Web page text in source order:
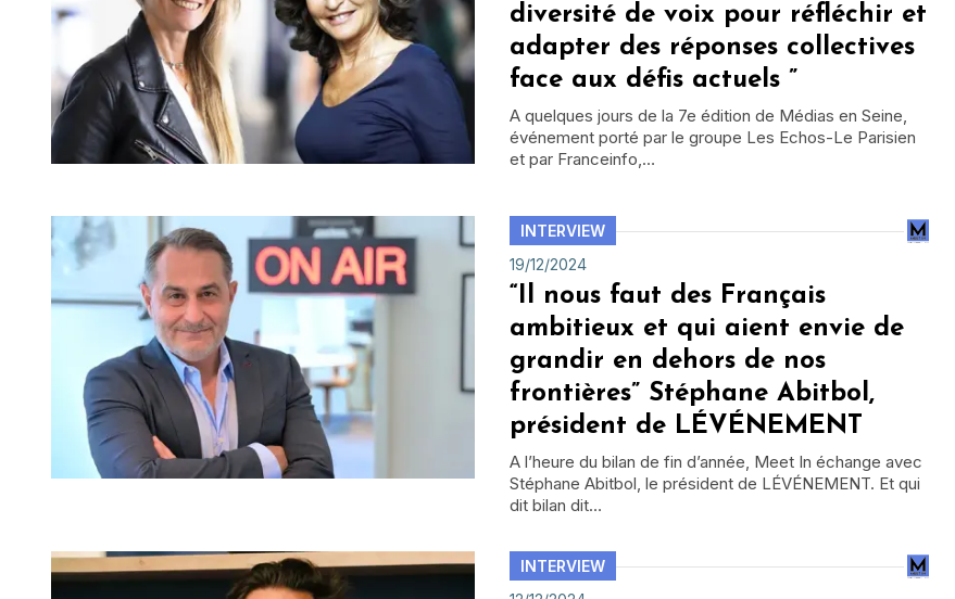
diversité de voix pour réfléchir et
adapter des réponses collectives
face aux défis actuels ”
A quelques jours de la 7e édition de Médias en Seine,
événement porté par le groupe Les Echos-Le Parisien
et par Franceinfo,…
INTERVIEW
19/12/2024
“Il nous faut des Français
ambitieux et qui aient envie de
grandir en dehors de nos
frontières” Stéphane Abitbol,
président de LÉVÉNEMENT
A l’heure du bilan de fin d’année, Meet In échange avec
Stéphane Abitbol, le président de LÉVÉNEMENT. Et qui
dit bilan dit…
INTERVIEW